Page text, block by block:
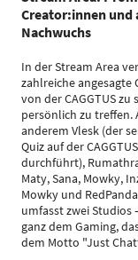
Creator:innen und
Nachwuchs
In der Stream Area
zahlreiche
von der CAGGTUS
persönlich zu treffen.
anderem Vlesk (der
Quiz auf der
durchführt),
Maty, Sana, Mowky,
Mowky und
umfasst zwei Studios
ganz dem Gaming,
dem Motto "Just